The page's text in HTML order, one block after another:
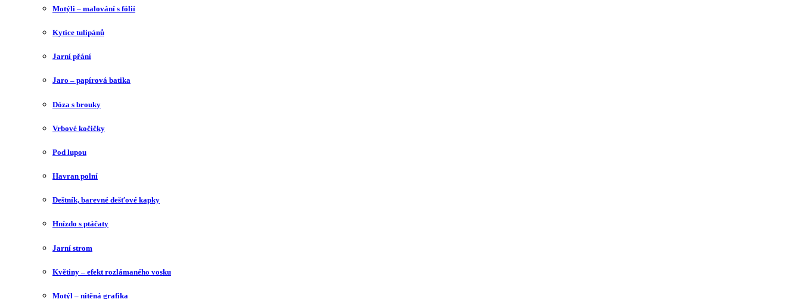
Motýli – malování s fólií
Kytice tulipánů
Jarní přání
Jaro – papírová batika
Dóza s brouky
Vrbové kočičky
Pod lupou
Havran polní
Deštník, barevné dešťové kapky
Hnízdo s ptáčaty
Jarní strom
Květiny – efekt rozlámaného vosku
Motýl – nitěná grafika